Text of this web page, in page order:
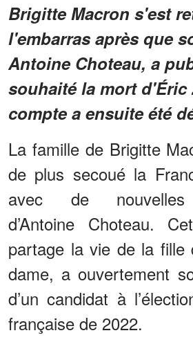
Brigitte Macron s'est
l'embarras après que
Antoine Choteau, a
souhaité la mort d'Éric
compte a ensuite été
La famille de Brigitte
de plus secoué la
avec de nouvelles
d’Antoine Choteau.
partage la vie de la fille
dame, a ouvertement
d’un candidat à
française de 2022.